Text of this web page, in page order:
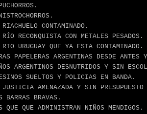
CONTAMINADO.
RECONQUISTA CON METALES PESADOS.
URUGUAY QUE YA ESTA CONTAMINADO.
PAPELERAS ARGENTINAS DESDE
ARGENTINOS DESNUTRIDOS Y SIN
SUELTOS Y POLICIAS EN BANDA.
AMENAZADA Y SIN
BARRAS BRAVAS.
QUE QUE ADMINISTRAN NIÑOS MENDIGOS.